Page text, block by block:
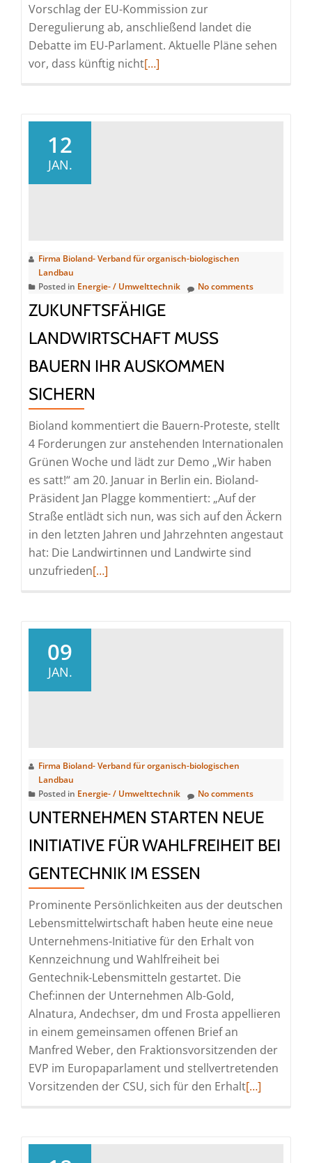
Vorschlag der EU-Kommission zur
Deregulierung ab, anschließend landet die
Debatte im EU-Parlament. Aktuelle Pläne sehen
vor, dass künftig nichtRead
gentechnikfreier
Anbau
Deutschland
verschwindet
[…]
12
JAN.
Firma Bioland- Verband für organisch-biologischen
Landbau
Posted in Energie- / Umwelttechnik No comments
ZUKUNFTSFÄHIGE
LANDWIRTSCHAFT MUSS
BAUERN IHR AUSKOMMEN
SICHERN
Bioland kommentiert die Bauern-Proteste, stellt
4 Forderungen zur anstehenden Internationalen
Grünen Woche und lädt zur Demo „Wir haben
es satt!“ am 20. Januar in Berlin ein. Bioland-
Präsident Jan Plagge kommentiert: „Auf der
Straße entlädt sich nun, was sich auf den Äckern
in den letzten Jahren und Jahrzehnten angestaut
hat: Die Landwirtinnen und Landwirte sind
unzufriedenRead
[…]
09
JAN.
Firma Bioland- Verband für organisch-biologischen
Landbau
Posted in Energie- / Umwelttechnik No comments
UNTERNEHMEN STARTEN NEUE
INITIATIVE FÜR WAHLFREIHEIT BEI
GENTECHNIK IM ESSEN
Prominente Persönlichkeiten aus der deutschen
Lebensmittelwirtschaft haben heute eine neue
Unternehmens-Initiative für den Erhalt von
Kennzeichnung und Wahlfreiheit bei
Gentechnik-Lebensmitteln gestartet. Die
Chef:innen der Unternehmen Alb-Gold,
Alnatura, Andechser, dm und Frosta appellieren
in einem gemeinsamen offenen Brief an
Manfred Weber, den Fraktionsvorsitzenden der
EVP im Europaparlament und stellvertretenden
Vorsitzenden der CSU, sich für den ErhaltRead
[…]